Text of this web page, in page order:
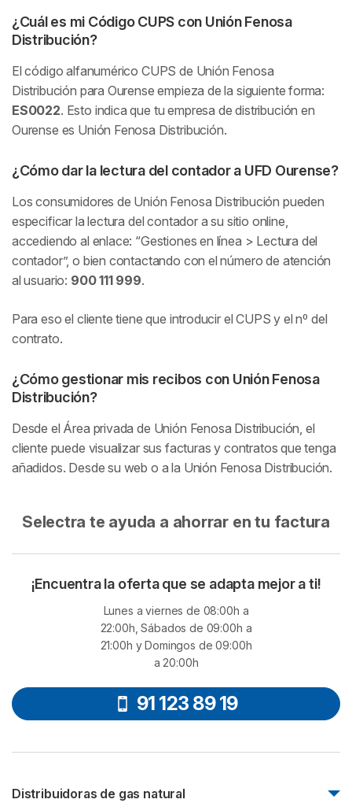
¿Cuál es mi Código CUPS con Unión Fenosa
Distribución?
El código alfanumérico CUPS de Unión Fenosa
Distribución para Ourense empieza de la siguiente forma:
ES0022. Esto indica que tu empresa de distribución en
Ourense es Unión Fenosa Distribución.
¿Cómo dar la lectura del contador a UFD Ourense?
Los consumidores de Unión Fenosa Distribución pueden
especificar la lectura del contador a su sitio online,
accediendo al enlace: “Gestiones en línea > Lectura del
contador”, o bien contactando con el número de atención
al usuario: 900 111 999.
Para eso el cliente tiene que introducir el CUPS y el nº del
contrato.
¿Cómo gestionar mis recibos con Unión Fenosa
Distribución?
Desde el Área privada de Unión Fenosa Distribución, el
cliente puede visualizar sus facturas y contratos que tenga
añadidos. Desde su web o a la Unión Fenosa Distribución.
Selectra te ayuda a ahorrar en tu factura
¡Encuentra la oferta que se adapta mejor a ti!
Lunes a viernes de 08:00h a
22:00h, Sábados de 09:00h a
21:00h y Domingos de 09:00h
a 20:00h
91 123 89 19
Distribuidoras de gas natural